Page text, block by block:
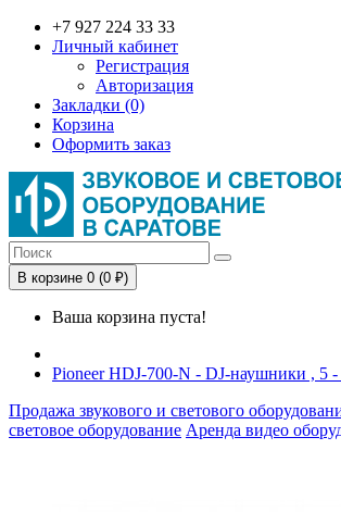
+7 927 224 33 33
Личный кабинет
Регистрация
Авторизация
Закладки (0)
Корзина
Оформить заказ
В корзине 0 (0 ₽)
Ваша корзина пуста!
Pioneer HDJ-700-N - DJ-наушники , 5
Продажа звукового и светового
световое оборудование Аренда видео